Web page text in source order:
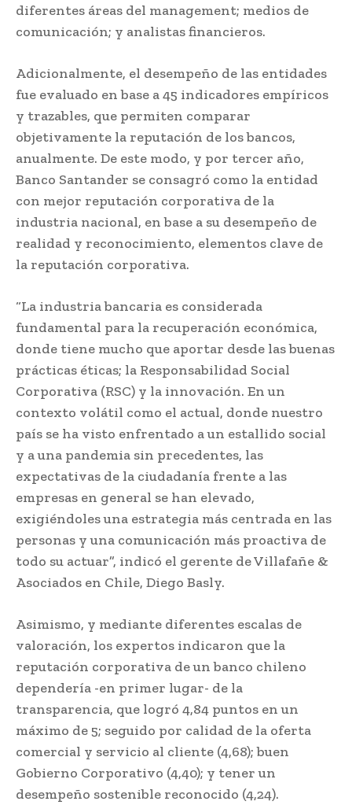
diferentes áreas del management; medios de
comunicación; y analistas financieros.
Adicionalmente, el desempeño de las entidades
fue evaluado en base a 45 indicadores empíricos
y trazables, que permiten comparar
objetivamente la reputación de los bancos,
anualmente. De este modo, y por tercer año,
Banco Santander se consagró como la entidad
con mejor reputación corporativa de la
industria nacional, en base a su desempeño de
realidad y reconocimiento, elementos clave de
la reputación corporativa.
“La industria bancaria es considerada
fundamental para la recuperación económica,
donde tiene mucho que aportar desde las buenas
prácticas éticas; la Responsabilidad Social
Corporativa (RSC) y la innovación. En un
contexto volátil como el actual, donde nuestro
país se ha visto enfrentado a un estallido social
y a una pandemia sin precedentes, las
expectativas de la ciudadanía frente a las
empresas en general se han elevado,
exigiéndoles una estrategia más centrada en las
personas y una comunicación más proactiva de
todo su actuar”, indicó el gerente de Villafañe &
Asociados en Chile, Diego Basly.
Asimismo, y mediante diferentes escalas de
valoración, los expertos indicaron que la
reputación corporativa de un banco chileno
dependería -en primer lugar- de la
transparencia, que logró 4,84 puntos en un
máximo de 5; seguido por calidad de la oferta
comercial y servicio al cliente (4,68); buen
Gobierno Corporativo (4,40); y tener un
desempeño sostenible reconocido (4,24).